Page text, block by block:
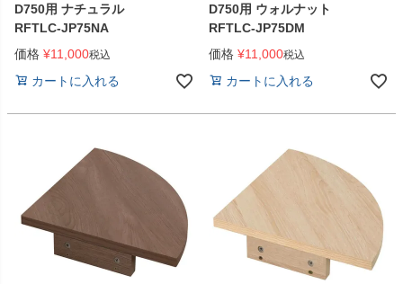
D750用 ナチュラル
RFTLC-JP75NA
価格 ¥11,000税込
カートに入れる
D750用 ウォルナット
RFTLC-JP75DM
価格 ¥11,000税込
カートに入れる